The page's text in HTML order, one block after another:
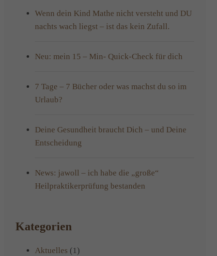
Wenn dein Kind Mathe nicht versteht und DU
nachts wach liegst – ist das kein Zufall.
Neu: mein 15 – Min- Quick-Check für dich
7 Tage – 7 Bücher oder was machst du so im
Urlaub?
Deine Gesundheit braucht Dich – und Deine
Entscheidung
News: jawoll – ich habe die „große“
Heilpraktikerprüfung bestanden
Kategorien
Aktuelles (1)